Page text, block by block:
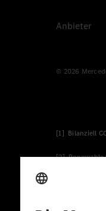
Anbieter
© 2026
[1] Bilanziell
[2] Renewable
* Die